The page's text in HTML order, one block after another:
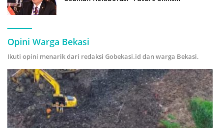
Opini Warga Bekasi
Ikuti opini menarik dari redaksi Gobekasi.id dan warga Bekasi.